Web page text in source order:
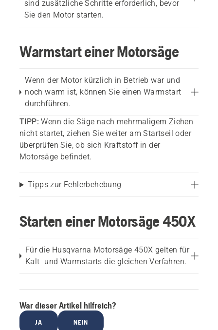
sind zusätzliche Schritte erforderlich, bevor
Sie den Motor starten.
Warmstart einer Motorsäge
Wenn der Motor kürzlich in Betrieb war und
noch warm ist, können Sie einen Warmstart
durchführen.
TIPP: Wenn die Säge nach mehrmaligem Ziehen
nicht startet, ziehen Sie weiter am Startseil oder
überprüfen Sie, ob sich Kraftstoff in der
Motorsäge befindet.
Tipps zur Fehlerbehebung
Starten einer Motorsäge 450X
Für die Husqvarna Motorsäge 450X gelten für
Kalt- und Warmstarts die gleichen Verfahren.
War dieser Artikel hilfreich?
JA NEIN